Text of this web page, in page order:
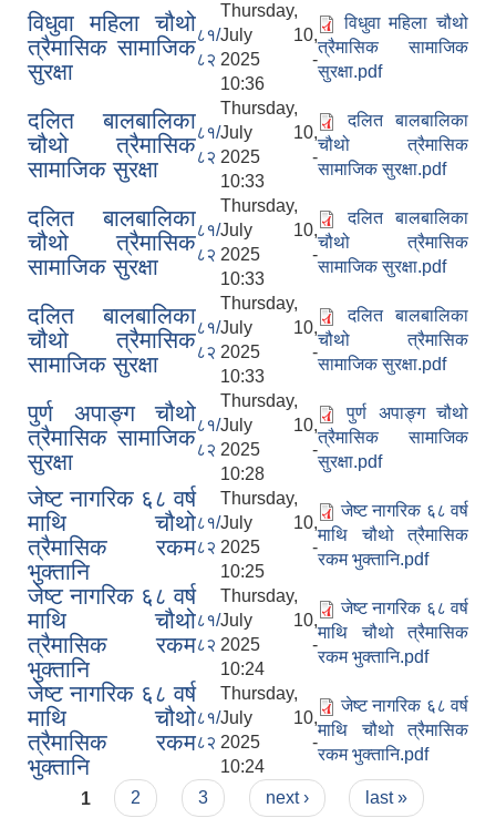
विधुवा महिला चौथो
त्रैमासिक सामाजिक
सुरक्षा
८१/
८२
Thursday,
July 10,
2025 -
10:36
विधुवा महिला चौथो
त्रैमासिक सामाजिक
सुरक्षा.pdf
दलित बालबालिका
चौथो त्रैमासिक
सामाजिक सुरक्षा
८१/
८२
Thursday,
July 10,
2025 -
10:33
दलित बालबालिका
चौथो त्रैमासिक
सामाजिक सुरक्षा.pdf
दलित बालबालिका
चौथो त्रैमासिक
सामाजिक सुरक्षा
८१/
८२
Thursday,
July 10,
2025 -
10:33
दलित बालबालिका
चौथो त्रैमासिक
सामाजिक सुरक्षा.pdf
दलित बालबालिका
चौथो त्रैमासिक
सामाजिक सुरक्षा
८१/
८२
Thursday,
July 10,
2025 -
10:33
दलित बालबालिका
चौथो त्रैमासिक
सामाजिक सुरक्षा.pdf
पुर्ण अपाङ्ग चौथो
त्रैमासिक सामाजिक
सुरक्षा
८१/
८२
Thursday,
July 10,
2025 -
10:28
पुर्ण अपाङ्ग चौथो
त्रैमासिक सामाजिक
सुरक्षा.pdf
जेष्ट नागरिक ६८ वर्ष
माथि चौथो
त्रैमासिक रकम
भुक्तानि
८१/
८२
Thursday,
July 10,
2025 -
10:25
जेष्ट नागरिक ६८ वर्ष
माथि चौथो त्रैमासिक
रकम भुक्तानि.pdf
जेष्ट नागरिक ६८ वर्ष
माथि चौथो
त्रैमासिक रकम
भुक्तानि
८१/
८२
Thursday,
July 10,
2025 -
10:24
जेष्ट नागरिक ६८ वर्ष
माथि चौथो त्रैमासिक
रकम भुक्तानि.pdf
जेष्ट नागरिक ६८ वर्ष
माथि चौथो
त्रैमासिक रकम
भुक्तानि
८१/
८२
Thursday,
July 10,
2025 -
10:24
जेष्ट नागरिक ६८ वर्ष
माथि चौथो त्रैमासिक
रकम भुक्तानि.pdf
Pages
1 2 3 next › last »